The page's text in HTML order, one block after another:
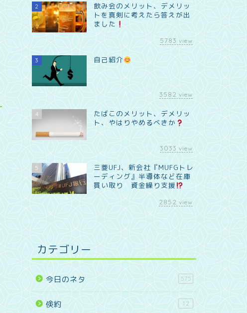
2
飲み会のメリット、デメリッ
トを真剣に考えたら答えが出
ました
5783 view
3 自己紹介
3582 view
4
たばこのメリット、デメリッ
ト、やはりやめるべきか
3033 view
5
三菱UFJ、新会社『MUFGトレ
ーディング』半導体など在庫
買い取り 資金繰り支援
2852 view
カテゴリー
今日のネタ 575
倹約 12